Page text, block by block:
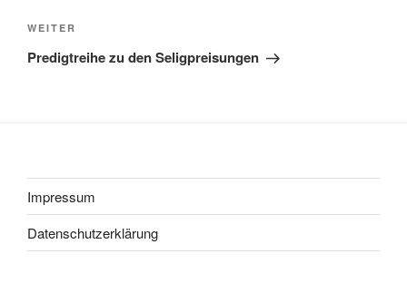
Nächster
Beitrag
WEITER
Predigtreihe zu den Seligpreisungen
Impressum
Datenschutzerklärung